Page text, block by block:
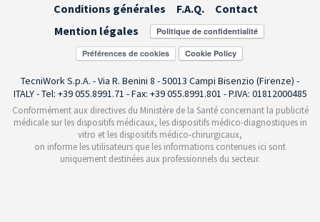
Conditions générales
F.A.Q.
Contact
Mention légales
Préférences de cookies
TecniWork S.p.A. - Via R. Benini 8 - 50013 Campi Bisenzio (Firenze) -
ITALY - Tel: +39 055.8991.71 - Fax: +39 055.8991.801 - P.IVA: 01812000485
Conformément aux directives du Ministère de la Santé concernant la publicité
médicale sur les dispositifs médicaux, les dispositifs médico-diagnostiques in
vitro et les dispositifs médico-chirurgicaux,
on informe les utilisateurs que les informations contenues ici sont
uniquement destinées aux professionnels du secteur.